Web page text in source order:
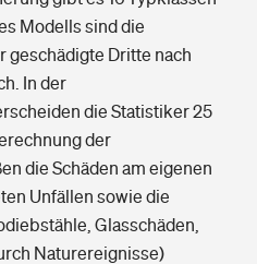
Modells sind die
geschädigte Dritte nach
In der
die Statistiker 25
der
die Schäden am eigenen
Unfällen sowie die
Glasschäden,
Naturereignisse)